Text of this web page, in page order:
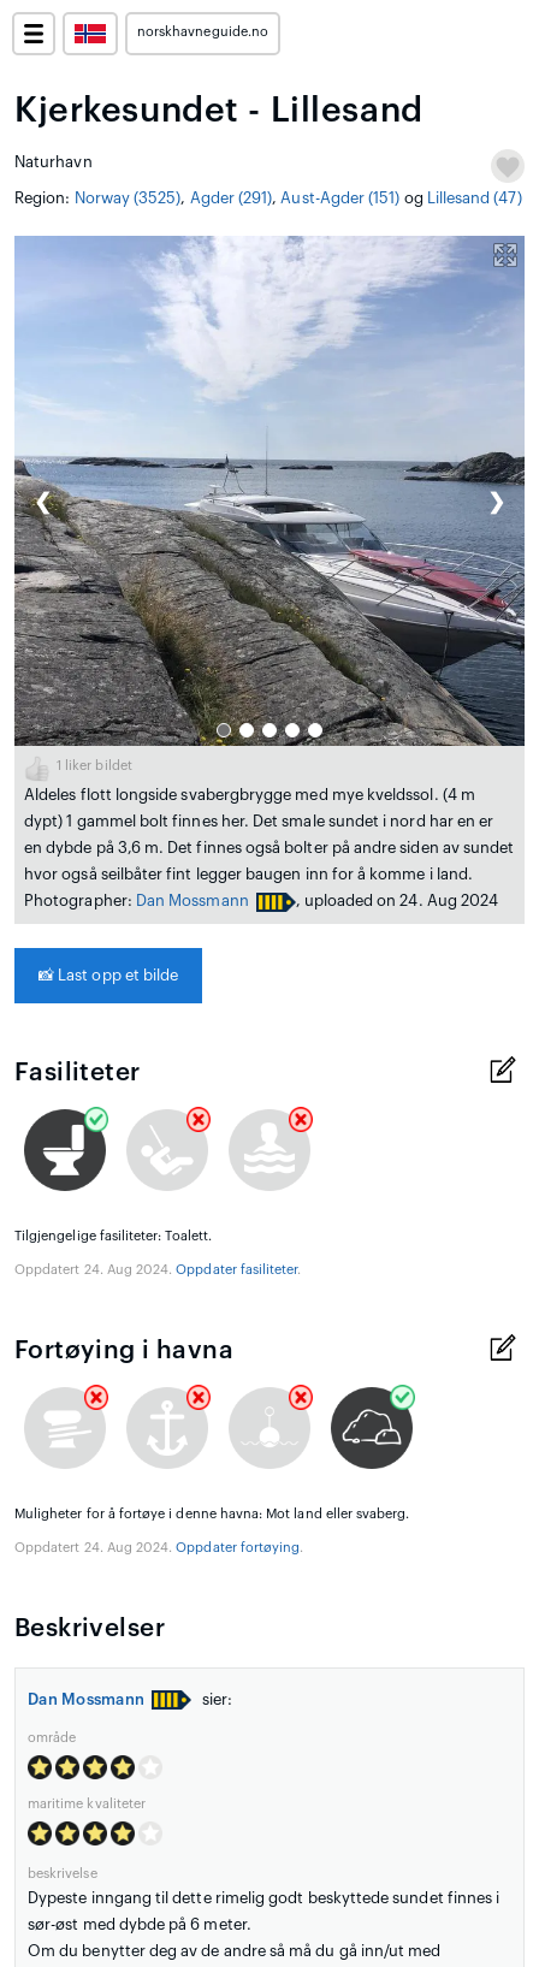
norskhavneguide.no
Kjerkesundet - Lillesand
Naturhavn
Region: Norway (3525), Agder (291), Aust-Agder (151) og Lillesand (47)
❮ ❯
1 liker bildet
Aldeles flott longside svabergbrygge med mye kveldssol. (4 m
dypt) 1 gammel bolt finnes her. Det smale sundet i nord har en er
en dybde på 3,6 m. Det finnes også bolter på andre siden av sundet
hvor også seilbåter fint legger baugen inn for å komme i land.
Photographer: Dan Mossmann , uploaded on 24. Aug 2024
📸 Last opp et bilde
Fasiliteter
Tilgjengelige fasiliteter: Toalett.
Oppdatert 24. Aug 2024.Oppdater fasiliteter.
Fortøying i havna
Muligheter for å fortøye i denne havna: Mot land eller svaberg.
Oppdatert 24. Aug 2024.Oppdater fortøying.
Beskrivelser
Dan Mossmann sier:
område
maritime kvaliteter
beskrivelse
Dypeste inngang til dette rimelig godt beskyttede sundet finnes i
sør-øst med dybde på 6 meter.
Om du benytter deg av de andre så må du gå inn/ut med